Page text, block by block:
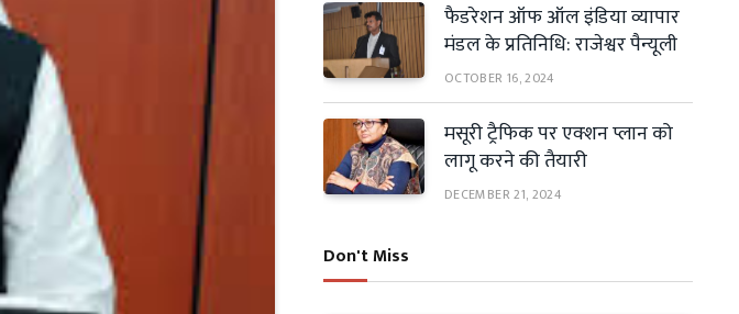
फैडरेशन ऑफ ऑल इंडिया व्यापार
मंडल के प्रतिनिधि: राजेश्वर पैन्यूली
OCTOBER 16, 2024
मसूरी ट्रैफिक पर एक्शन प्लान को
लागू करने की तैयारी
DECEMBER 21, 2024
Don't Miss